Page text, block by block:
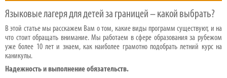
Языковые лагеря для детей за границей – какой выбрать?
В этой статье мы расскажем Вам о том, какие виды программ существуют, и на
что стоит обращать внимание. Мы работаем в сфере образования за рубежом
уже более 10 лет и знаем, как наиболее грамотно подобрать летний курс на
каникулы.
Надежность и выполнение обязательств.